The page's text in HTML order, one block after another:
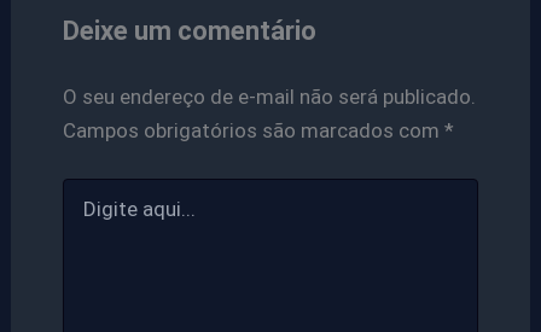
Deixe um comentário
O seu endereço de e-mail não será publicado.
Campos obrigatórios são marcados com *
aqui...